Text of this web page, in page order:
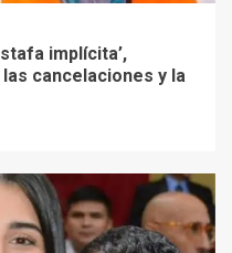
implícita’,
cancelaciones y la